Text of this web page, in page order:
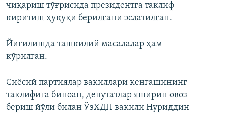
чиқариш тўғрисида президентга таклиф
киритиш ҳуқуқи берилгани эслатилган.
Йиғилишда ташкилий масалалар ҳам
кўрилган.
Сиёсий партиялар вакиллари кенгашининг
таклифига биноан, депутатлар яширин овоз
бериш йўли билан ЎзХДП вакили Нуриддин